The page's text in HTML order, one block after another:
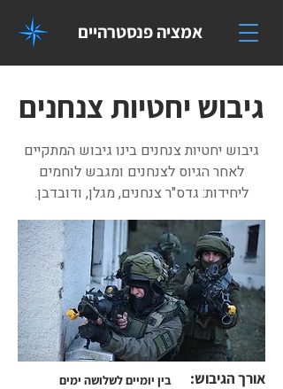
אמציה פנסטרהיים
גיבוש יחטיות צנחנים
גיבוש יחטיות צנחנים בינו גיבוש המתקיים
לאחר הגיוס לצנחנים ומגבש לוחמים
ליחידות: גדס"ר צנחנים, מגלן, ודובדבן.
בין יומיים לשלושה ימים
אורך הגיבוש: